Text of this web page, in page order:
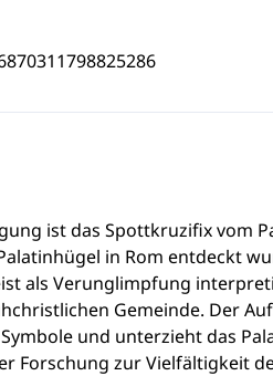
ist das Spottkruzifix vom
in Rom entdeckt
als Verunglimpfung
Gemeinde. Der
und unterzieht das
Forschung zur Vielfältigkeit